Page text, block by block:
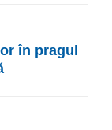
în pragul